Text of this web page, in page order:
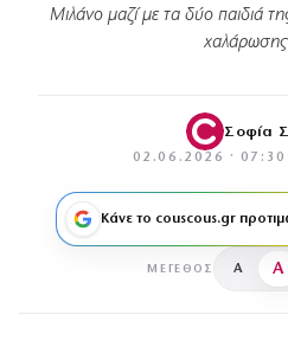
Μιλάνο μαζί με τα δύο παιδιά
Σοφία
02.06.2026 · 07:30
Κάνε το couscous.gr
ΜΈΓΕΘΟΣ A A